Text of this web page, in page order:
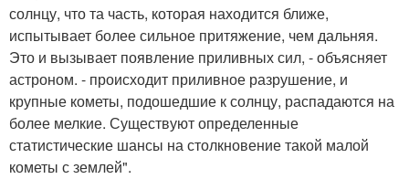
солнцу, что та часть, которая находится ближе,
испытывает более сильное притяжение, чем дальняя.
Это и вызывает появление приливных сил, - объясняет
астроном. - происходит приливное разрушение, и
крупные кометы, подошедшие к солнцу, распадаются на
более мелкие. Существуют определенные
статистические шансы на столкновение такой малой
кометы с землей".